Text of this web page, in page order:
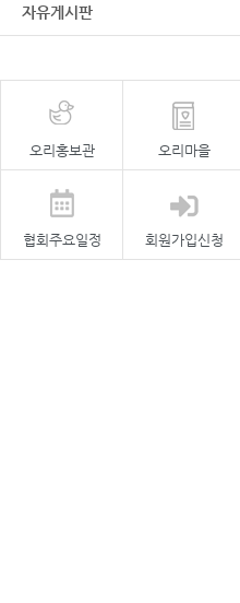
자유게시판
오리홍보관 오리마을
협회주요일정 회원가입신청